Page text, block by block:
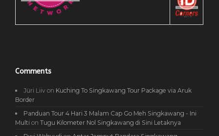
Comments
Jüri Liiv on Kuching To Singkawang Tour Package via Aruk
Border
Panduan Tour 4 Hari 3 Malam Cap Go Meh Singkawang - Ini
Multi onTugu Kilometer Nol Singkawang di Sini Letaknya